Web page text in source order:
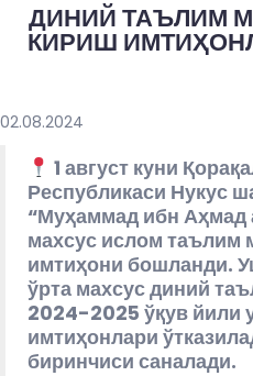
ДИНИЙ ТАЪЛИМ
КИРИШ
02.08.2024
1 август куни
Республикаси Нукус
“Муҳаммад ибн Аҳмад
махсус ислом таълим
имтиҳони бошланди.
ўрта махсус диний
2024-2025 ўқув йили
имтиҳонлари
биринчиси саналади.